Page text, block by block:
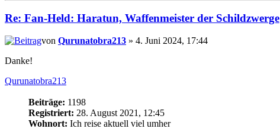
Re: Fan-Held: Haratun, Waffenmeister der Schildzwerge
von Qurunatobra213 » 4. Juni 2024, 17:44
Danke!
Qurunatobra213
Beiträge: 1198
Registriert: 28. August 2021, 12:45
Wohnort: Ich reise aktuell viel umher